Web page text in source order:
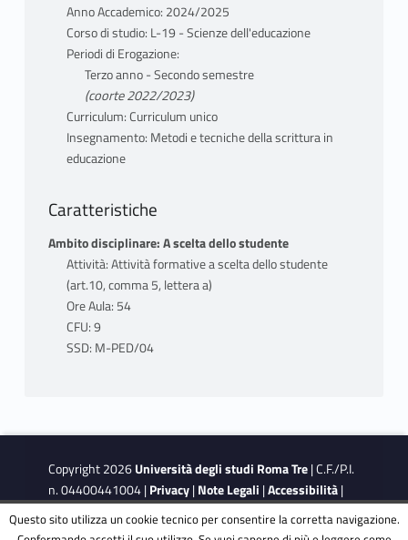
Anno Accademico: 2024/2025
Corso di studio: L-19 - Scienze dell'educazione
Periodi di Erogazione:
Terzo anno - Secondo semestre
(coorte 2022/2023)
Curriculum: Curriculum unico
Insegnamento: Metodi e tecniche della scrittura in
educazione
Caratteristiche
Ambito disciplinare: A scelta dello studente
Attività: Attività formative a scelta dello studente
(art.10, comma 5, lettera a)
Ore Aula: 54
CFU: 9
SSD: M-PED/04
Copyright 2026Università degli studi Roma Tre| C.F./P.I.
n. 04400441004 |Privacy|Note Legali |Accessibilità|
Obiettivi di accessibilità
| Dichiarazione di accessibilità
Questo sito utilizza un cookie tecnico per consentire la corretta navigazione.